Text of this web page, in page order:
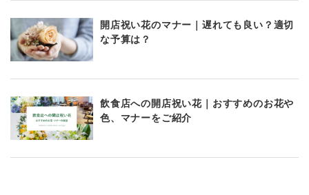
開店祝い花のマナー｜遅れても良い？適切
な予算は？
飲食店への開店祝い花｜おすすめのお花や
色、マナーをご紹介